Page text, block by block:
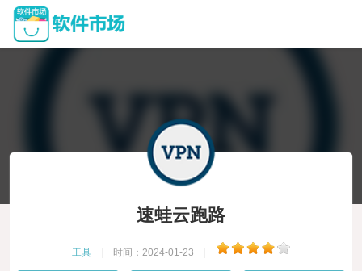
速蛙云跑路
工具 时间：2024-01-23